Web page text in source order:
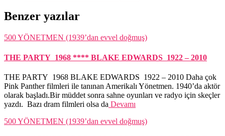
Benzer yazılar
500 YÖNETMEN (1939’dan evvel doğmuş)
THE PARTY 1968 **** BLAKE EDWARDS 1922 – 2010
THE PARTY 1968 BLAKE EDWARDS 1922 – 2010 Daha çok
Pink Panther filmleri ile tanınan Amerikalı Yönetmen. 1940’da aktör
olarak başladı.Bir müddet sonra sahne oyunları ve radyo için skeçler
yazdı. Bazı dram filmleri olsa da Devamı
500 YÖNETMEN (1939’dan evvel doğmuş)